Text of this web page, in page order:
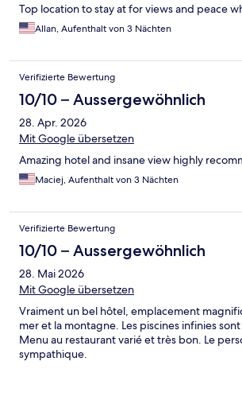
Top location to stay at for views and peace
Allan, Aufenthalt von 3 Nächten
Verifizierte Bewertung
10/10 – Aussergewöhnlich
28. Apr. 2026
Mit Google übersetzen
Amazing hotel and insane view highly
Maciej, Aufenthalt von 3 Nächten
Verifizierte Bewertung
10/10 – Aussergewöhnlich
28. Mai 2026
Mit Google übersetzen
Vraiment un bel hôtel, emplacement
mer et la montagne. Les piscines infinies
Menu au restaurant varié et très bon. Le
sympathique.